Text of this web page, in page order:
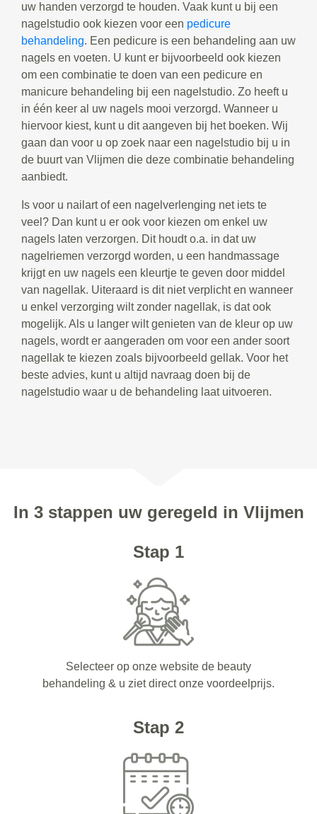
uw handen verzorgd te houden. Vaak kunt u bij een
nagelstudio ook kiezen voor een pedicure
behandeling. Een pedicure is een behandeling aan uw
nagels en voeten. U kunt er bijvoorbeeld ook kiezen
om een combinatie te doen van een pedicure en
manicure behandeling bij een nagelstudio. Zo heeft u
in één keer al uw nagels mooi verzorgd. Wanneer u
hiervoor kiest, kunt u dit aangeven bij het boeken. Wij
gaan dan voor u op zoek naar een nagelstudio bij u in
de buurt van Vlijmen die deze combinatie behandeling
aanbiedt.
Is voor u nailart of een nagelverlenging net iets te
veel? Dan kunt u er ook voor kiezen om enkel uw
nagels laten verzorgen. Dit houdt o.a. in dat uw
nagelriemen verzorgd worden, u een handmassage
krijgt en uw nagels een kleurtje te geven door middel
van nagellak. Uiteraard is dit niet verplicht en wanneer
u enkel verzorging wilt zonder nagellak, is dat ook
mogelijk. Als u langer wilt genieten van de kleur op uw
nagels, wordt er aangeraden om voor een ander soort
nagellak te kiezen zoals bijvoorbeeld gellak. Voor het
beste advies, kunt u altijd navraag doen bij de
nagelstudio waar u de behandeling laat uitvoeren.
In 3 stappen uw geregeld in Vlijmen
Stap 1
Selecteer op onze website de beauty
behandeling & u ziet direct onze voordeelprijs.
Stap 2